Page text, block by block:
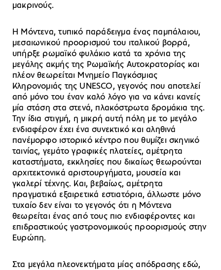
μακρινούς.
Η Μόντενα, τυπικό παράδειγμα ένας παμπάλαιου,
μεσαιωνικού προορισμού του ιταλικού βορρά,
υπήρξε ρωμαϊκό φυλάκιο κατά τα χρόνια της
μεγάλης ακμής της Ρωμαϊκής Αυτοκρατορίας και
πλέον θεωρείται Μνημείο Παγκόσμιας
Κληρονομιάς της UNESCO, γεγονός που αποτελεί
από μόνο του έναν καλό λόγο για να κάνει κανείς
μία στάση στα στενά, πλακόστρωτα δρομάκια της.
Την ίδια στιγμή, η μικρή αυτή πόλη με το μεγάλο
ενδιαφέρον έχει ένα συνεκτικό και αληθινά
πανέμορφο ιστορικό κέντρο που θυμίζει σκηνικό
ταινίας, γεμάτο γραφικές πλατείες, αμέτρητα
καταστήματα, εκκλησίες που δικαίως θεωρούνται
αρχιτεκτονικά αριστουργήματα, μουσεία και
γκαλερί τέχνης. Και, βεβαίως, αμέτρητα
πραγματικά εξαιρετικά εστιατόρια, άλλωστε μόνο
τυχαίο δεν είναι το γεγονός ότι η Μόντενα
θεωρείται ένας από τους πιο ενδιαφέροντες και
επιδραστικούς γαστρονομικούς προορισμούς στην
Ευρώπη.
Στα μεγάλα πλεονεκτήματα μίας απόδρασης εδώ,